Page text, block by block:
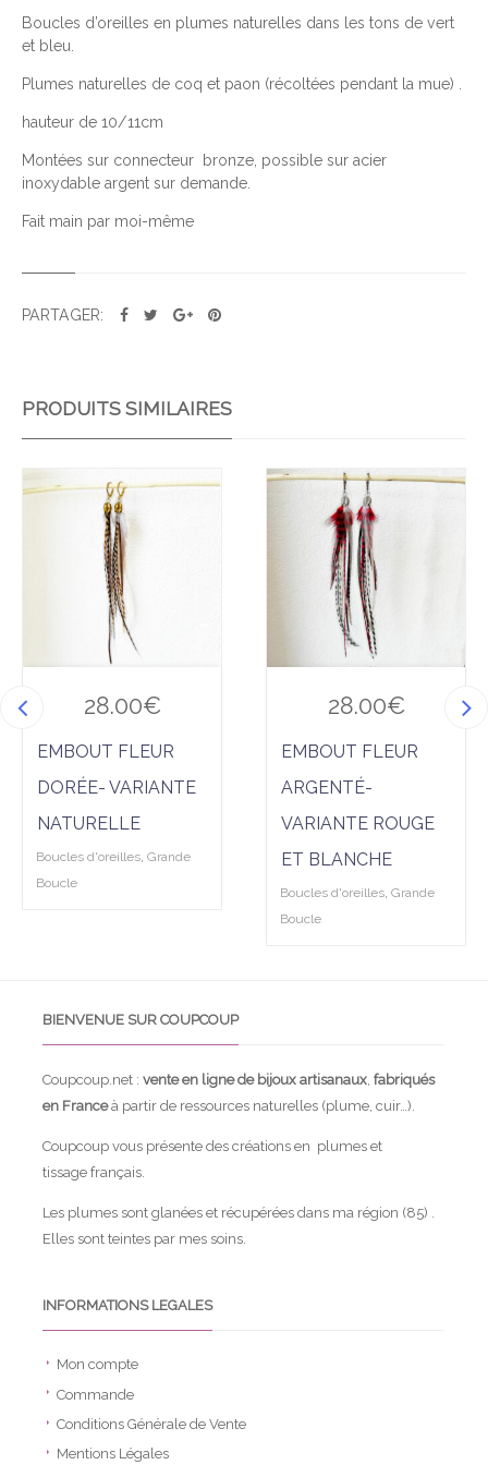
T
É
D
B
O
U
C
B
Y
O
O
Boucles d’oreilles en plumes naturelles dans les tons de vert
et bleu.
Plumes naturelles de coq et paon (récoltées pendant la mue) .
hauteur de 10/11cm
Montées sur connecteur bronze, possible sur acier
inoxydable argent sur demande.
Fait main par moi-même
PARTAGER:
PRODUITS SIMILAIRES
Ajo
28.00€
EMBOUT FLEUR
DORÉE- VARIANTE
NATURELLE
Boucles d'oreilles, Grande
Boucle
28.00€
EMBOUT FLEUR
ARGENTÉ-
VARIANTE ROUGE
ET BLANCHE
Boucles d'oreilles, Grande
Boucle
BIENVENUE SUR COUPCOUP
Coupcoup.net : vente en ligne de bijoux artisanaux fabriqués
en Franceà partir de ressources naturelles (plume, cuir…).
Coupcoup vous présente des créations en plumes et
tissage français.
Les plumes sont glanées et récupérées dans ma région (85) .
Elles sont teintes par mes soins.
INFORMATIONS LEGALES
Mon compte
Commande
Conditions Générale de Vente
Mentions Légales